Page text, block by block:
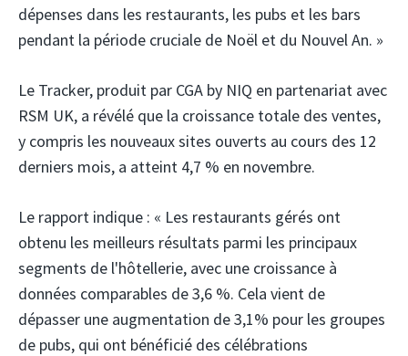
dépenses dans les restaurants, les pubs et les bars
pendant la période cruciale de Noël et du Nouvel An. »
Le Tracker, produit par CGA by NIQ en partenariat avec
RSM UK, a révélé que la croissance totale des ventes,
y compris les nouveaux sites ouverts au cours des 12
derniers mois, a atteint 4,7 % en novembre.
Le rapport indique : « Les restaurants gérés ont
obtenu les meilleurs résultats parmi les principaux
segments de l'hôtellerie, avec une croissance à
données comparables de 3,6 %. Cela vient de
dépasser une augmentation de 3,1% pour les groupes
de pubs, qui ont bénéficié des célébrations